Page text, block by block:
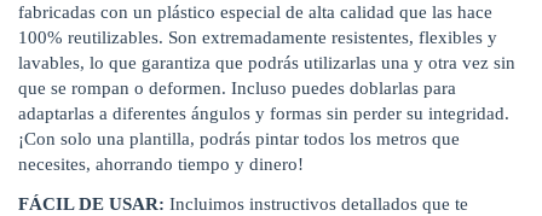
fabricadas con un plástico especial de alta calidad que las hace
100% reutilizables. Son extremadamente resistentes, flexibles y
lavables, lo que garantiza que podrás utilizarlas una y otra vez sin
que se rompan o deformen. Incluso puedes doblarlas para
adaptarlas a diferentes ángulos y formas sin perder su integridad.
¡Con solo una plantilla, podrás pintar todos los metros que
necesites, ahorrando tiempo y dinero!
FÁCIL DE USAR: Incluimos instructivos detallados que te